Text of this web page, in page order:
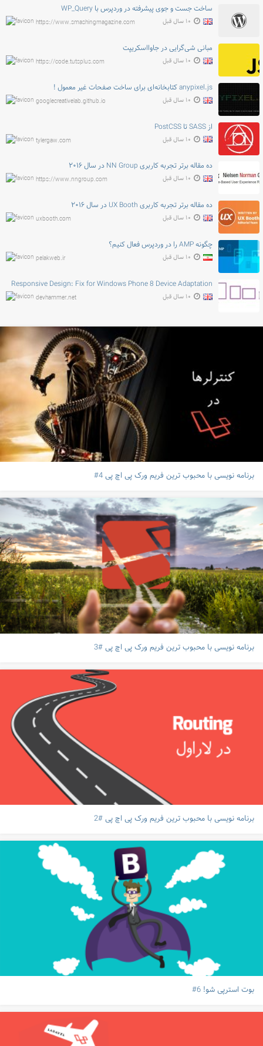
ساخت جست و جوی پیشرفته در وردپرس با WP_Query
https://www.smashingmagazine.com ۱۰ سال قبل
مبانی شی‌گرایی در جاوااسکریپت
https://code.tutsplus.com ۱۰ سال قبل
anypixel.js کتابخانه‌ای برای ساخت صفحات غیر معمول !
googlecreativelab.github.io ۱۰ سال قبل
از SASS تا PostCSS
tylergaw.com ۱۰ سال قبل
ده مقاله برتر تجربه کاربری NN Group در سال ۲۰۱۶
https://www.nngroup.com ۱۰ سال قبل
ده مقاله برتر تجربه کاربری UX Booth در سال ۲۰۱۶
uxbooth.com ۱۰ سال قبل
چگونه AMP را در وردپرس فعال کنیم؟
pelakweb.ir ۱۰ سال قبل
Responsive Design: Fix for Windows Phone 8 Device Adaptation
devhammer.net ۱۰ سال قبل
برنامه نویسی با محبوب ترین فریم ورک پی اچ پی 4#
برنامه نویسی با محبوب ترین فریم ورک پی اچ پی #3
برنامه نویسی با محبوب ترین فریم ورک پی اچ پی #2
بوت استرپی شو! 6#